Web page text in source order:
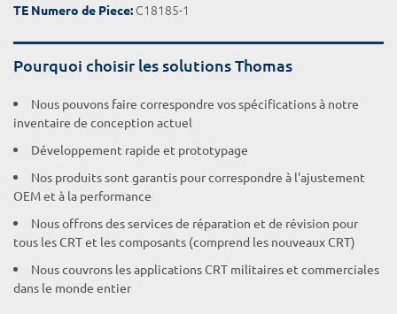
TE Numero de Piece: C18185-1
Pourquoi choisir les solutions Thomas
Nous pouvons faire correspondre vos spécifications à notre
inventaire de conception actuel
Développement rapide et prototypage
Nos produits sont garantis pour correspondre à l'ajustement
OEM et à la performance
Nous offrons des services de réparation et de révision pour
tous les CRT et les composants (comprend les nouveaux CRT)
Nous couvrons les applications CRT militaires et commerciales
dans le monde entier